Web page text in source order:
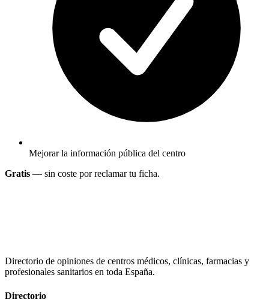
Mejorar la información pública del centro
Gratis — sin coste por reclamar tu ficha.
Directorio de opiniones de centros médicos, clínicas, farmacias y
profesionales sanitarios en toda España.
Directorio